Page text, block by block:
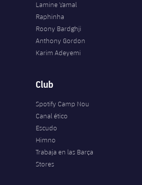
Lamine Yamal
Raphinha
Roony Bardghji
Anthony Gordon
Karim Adeyemi
Club
Spotify Camp Nou
Canal ético
Escudo
Himno
Trabaja en las Barça
Stores